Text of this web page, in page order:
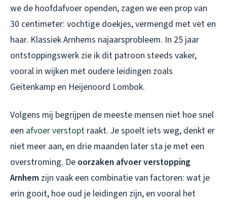
we de hoofdafvoer openden, zagen we een prop van
30 centimeter: vochtige doekjes, vermengd met vet en
haar. Klassiek Arnhems najaarsprobleem. In 25 jaar
ontstoppingswerk zie ik dit patroon steeds vaker,
vooral in wijken met oudere leidingen zoals
Geitenkamp en Heijenoord Lombok.
Volgens mij begrijpen de meeste mensen niet hoe snel
een afvoer verstopt raakt. Je spoelt iets weg, denkt er
niet meer aan, en drie maanden later sta je met een
overstroming. De oorzaken afvoer verstopping
Arnhem zijn vaak een combinatie van factoren: wat je
erin gooit, hoe oud je leidingen zijn, en vooral het